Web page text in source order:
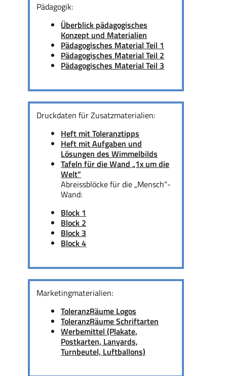
Pädagogik:
Überblick pädagogisches
Konzept und Materialien
Pädagogisches Material Teil 1
Pädagogisches Material Teil 2
Pädagogisches Material Teil 3
Druckdaten für Zusatzmaterialien:
Heft mit Toleranztipps
Heft mit Aufgaben und
Lösungen des Wimmelbilds
Tafeln für die Wand „1x um die
Welt“
Abreissblöcke für die „Mensch“-
Wand:
Block 1
Block 2
Block 3
Block 4
Marketingmaterialien:
ToleranzRäume Logos
ToleranzRäume Schriftarten
Werbemittel (Plakate,
Postkarten, Lanyards,
Turnbeutel, Luftballons)